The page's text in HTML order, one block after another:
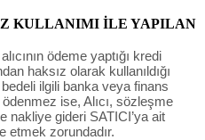
KULLANIMI İLE YAPILAN
ödeme yaptığı kredi
haksız olarak kullanıldığı
ilgili banka veya finans
ise, Alıcı, sözleşme
nakliye gideri SATICI’ya ait
etmek zorundadır.